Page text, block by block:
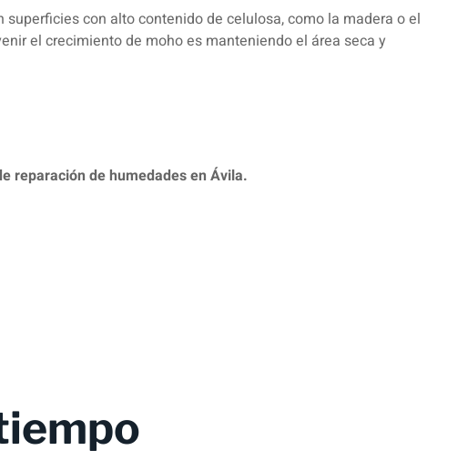
con alto contenido de celulosa, como la madera o el
el crecimiento de moho es manteniendo el área seca y
reparación de humedades en Ávila.